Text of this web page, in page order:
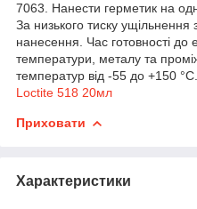
7063. Нанести герметик на
За низького тиску ущільнення
нанесення. Час готовності до
температури, металу та
температур від -55 до +150 °C.
Loctite 518 20мл
Приховати
Характеристики